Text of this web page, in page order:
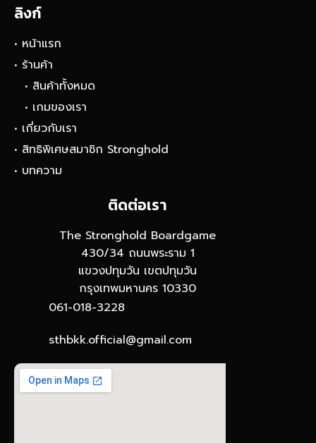
ลิงก์
• หน้าแรก
• ร้านค้า
• สินค้าทั้งหมด
• เกมของเรา
• เกี่ยวกับเรา
• สิทธิพิเศษสมาชิก Stronghold
• บทความ
ติดต่อเรา
The Stronghold Boardgame
430/34 ถนนพระราม 1
แขวงปทุมวัน เขตปทุมวัน
กรุงเทพมหานคร 10330
061-018-3228
sthbkk.official@gmail.com